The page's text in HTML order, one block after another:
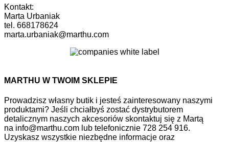
Kontakt:
Marta Urbaniak
tel. 668178624
marta.urbaniak@marthu.com
MARTHU W TWOIM SKLEPIE
Prowadzisz własny butik i jesteś zainteresowany naszymi
produktami? Jeśli chciałbyś zostać dystrybutorem
detalicznym naszych akcesoriów skontaktuj się z Martą
na info@marthu.com lub telefonicznie 728 254 916.
Uzyskasz wszystkie niezbędne informacje oraz